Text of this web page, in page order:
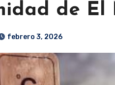
de El
febrero 3, 2026